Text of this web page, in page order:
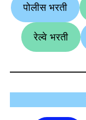
पोलीस भरती
रेल्वे भरती